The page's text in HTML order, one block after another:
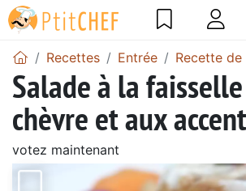
Recettes Entrée Recette de
Salade à la
chèvre et aux
votez maintenant